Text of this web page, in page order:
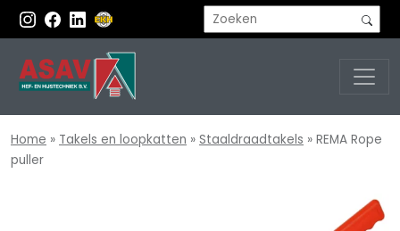
Home » Takels en loopkatten » Staaldraadtakels » REMA Rope
puller